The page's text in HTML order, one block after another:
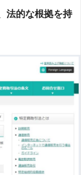
法的な根拠を持